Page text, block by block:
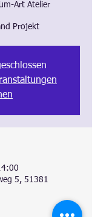
Art Atelier
Projekt
5, 51381